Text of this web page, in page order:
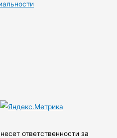
ответственности за